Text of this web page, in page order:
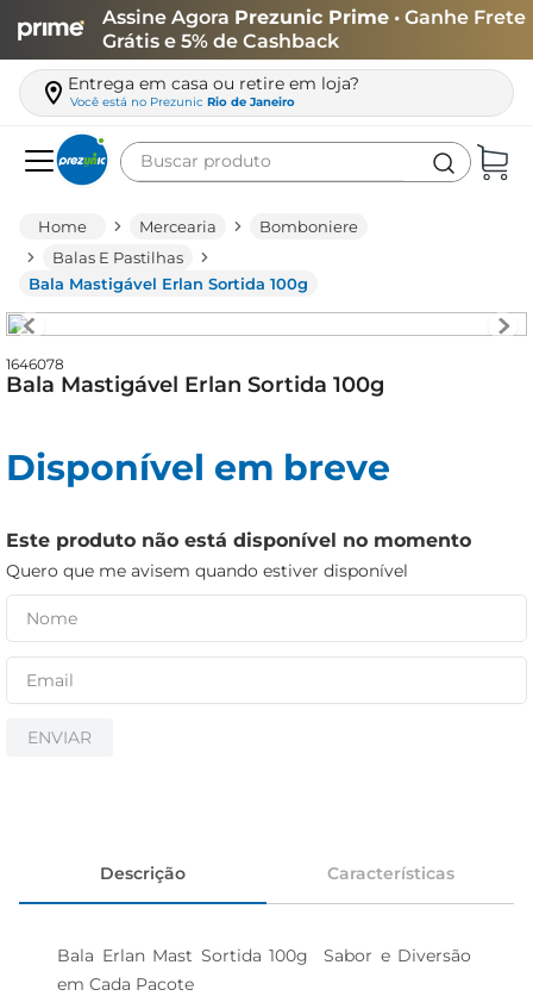
Assine Agora Prezunic Prime • Ganhe Frete
Grátis e 5% de Cashback
Entrega em casa ou retire em loja?
Você está no Prezunic Rio de Janeiro
Buscar produto
Mercearia
Bomboniere
Balas E Pastilhas
Bala Mastigável Erlan Sortida 100g
1646078
Bala Mastigável Erlan Sortida 100g
Disponível em breve
Este produto não está disponível no momento
Quero que me avisem quando estiver disponível
ENVIAR
Descrição Características
Bala Erlan Mast Sortida 100g  Sabor e Diversão
em Cada Pacote
leite
queijo
arroz
iogurte
papel higiênico
cerveja